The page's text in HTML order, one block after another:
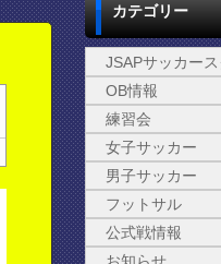
カテゴリー
JSAPサッカー
OB情報
練習会
女子サッカー
男子サッカー
フットサル
公式戦情報